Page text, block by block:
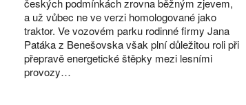
českých podmínkách zrovna běžným zjevem,
a už vůbec ne ve verzi homologované jako
traktor. Ve vozovém parku rodinné firmy Jana
Patáka z Benešovska však plní důležitou roli při
přepravě energetické štěpky mezi lesními
provozy…